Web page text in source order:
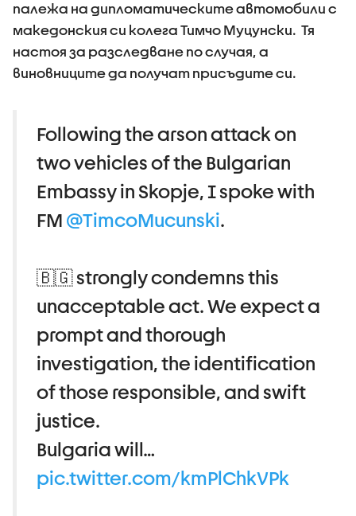
палежа на дипломатическите автомобили с
македонския си колега Тимчо Муцунски. Тя
настоя за разследване по случая, а
виновниците да получат присъдите си.
Following the arson attack on
two vehicles of the Bulgarian
Embassy in Skopje, I spoke with
FM @TimcoMucunski.
🇧🇬 strongly condemns this
unacceptable act. We expect a
prompt and thorough
investigation, the identification
of those responsible, and swift
justice.
Bulgaria will…
pic.twitter.com/kmPlChkVPk